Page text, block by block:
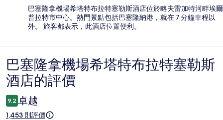
巴塞隆拿機場希塔特布拉特塞勒斯酒店位於略夫雷加特河畔埃爾
普拉特市中心。熱門景點包括巴塞隆納港，就在 7 分鐘車程以
外。 旅客都表示，此酒店位置便利。
評
價
巴塞隆拿機場希塔特布拉特塞勒斯
酒店的評價
9.2 卓越
1,453 則評價